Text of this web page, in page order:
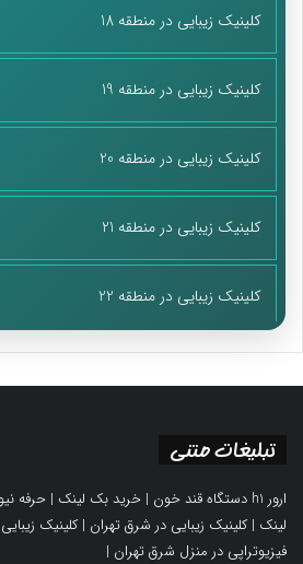
کلینیک زیبایی در منطقه 18
کلینیک زیبایی در منطقه 19
کلینیک زیبایی در منطقه 20
کلینیک زیبایی در منطقه 21
کلینیک زیبایی در منطقه 22
تبلیغات متنی
ارور h1 دستگاه قند خون | خرید بک لینک | حرفه
لینک |کلینیک زیبایی در شرق تهران |کلینیک
فیزیوتراپی در منزل شرق تهران |